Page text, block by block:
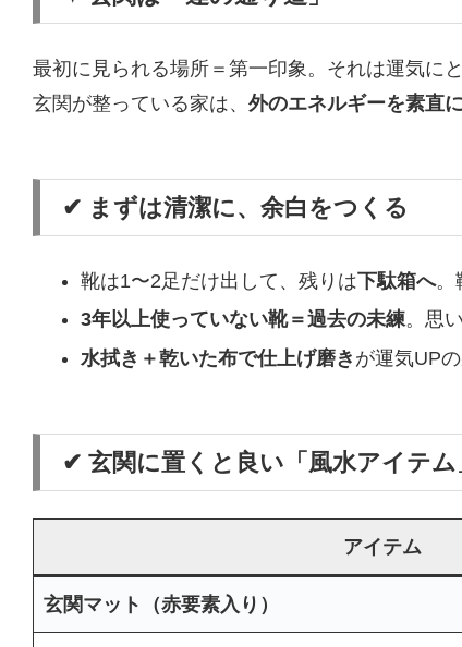
最初に見られる場所＝第一印象。それは運気に
玄関が整っている家は、 外のエネルギーを素直
✔ まずは清潔に、余白をつくる
靴は1〜2足だけ出して、残りは下駄箱へ。
3年以上使っていない靴＝過去の未練。思
水拭き＋乾いた布で仕上げ磨き が運気UPの
✔ 玄関に置くと良い「風水アイテム
アイテム
玄関マット（赤要素入り）